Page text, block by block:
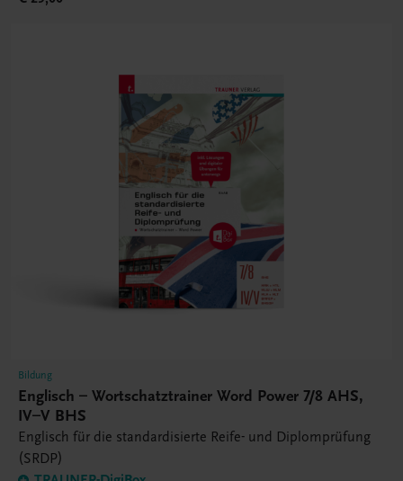
Bildung
Englisch – Wortschatztrainer Word Power 7/8 AHS,
IV–V BHS
Englisch für die standardisierte Reife- und Diplomprüfung
(SRDP)